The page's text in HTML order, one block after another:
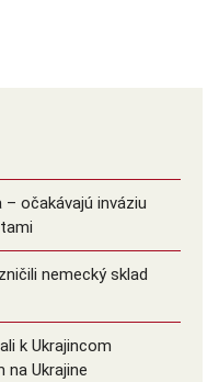
– očakávajú inváziu
nemecký sklad
k Ukrajincom
na Ukrajine